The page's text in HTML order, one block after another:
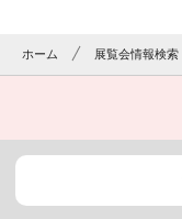
ホーム 展覧会情報検